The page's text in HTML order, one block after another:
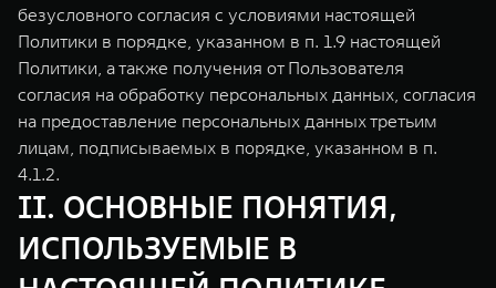
безусловного согласия с условиями настоящей
Политики в порядке, указанном в п. 1.9 настоящей
Политики, а также получения от Пользователя
согласия на обработку персональных данных, согласия
на предоставление персональных данных третьим
лицам, подписываемых в порядке, указанном в п.
4.1.2.
II. ОСНОВНЫЕ ПОНЯТИЯ,
ИСПОЛЬЗУЕМЫЕ В